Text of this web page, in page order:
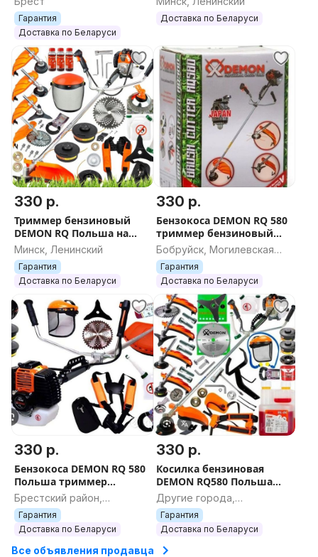
Гарантия
Доставка по Беларуси
Оригинал
Доставка по Беларуси
330 р.
Триммер бензиновый
DEMON RQ Польша на
шлицах оригинал
бензокоса мотокоса коса
бензиновая
Минск, Ленинский
Гарантия
Доставка по Беларуси
330 р.
Бензокоса DEMON RQ 580
триммер бензиновый
мотокоса Польша на
шлицах
Бобруйск, Могилевская
область
Гарантия
Доставка по Беларуси
330 р.
Бензокоса DEMON RQ 580
Польша триммер
бензиновый
Брестский район,
Брестская область
Гарантия
Доставка по Беларуси
330 р.
Косилка бензиновая
DEMON RQ580 Польша
шлицы оригинал
бензокоса
Другие города,
Гомельская область
Гарантия
Доставка по Беларуси
Все объявления продавца